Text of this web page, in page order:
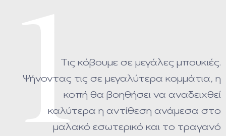
1Τις κόβουμε σε μεγάλες μπουκιές.
Ψήνοντας τις σε μεγαλύτερα κομμάτια, η
κοπή θα βοηθήσει να αναδειχθεί
καλύτερα η αντίθεση ανάμεσα στο
μαλακό εσωτερικό και το τραγανό